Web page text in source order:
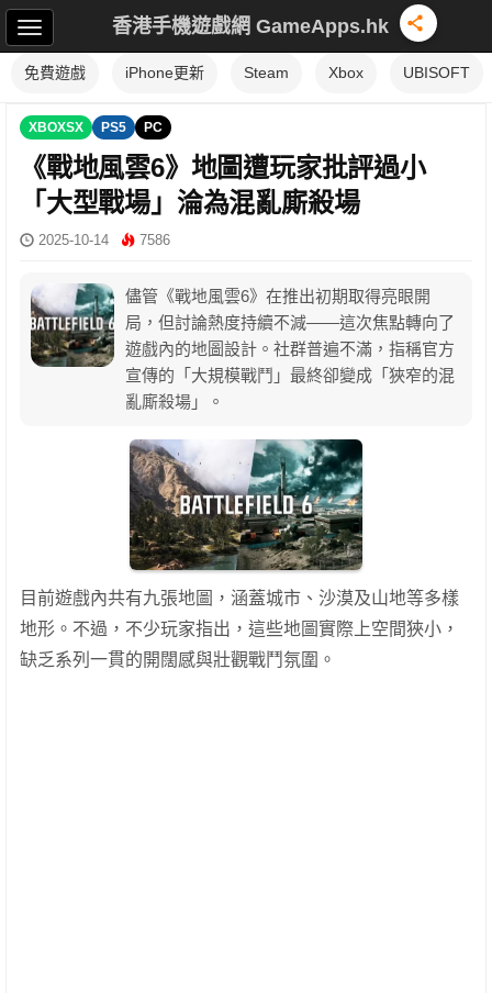
香港手機遊戲網 GameApps.hk
免費遊戲 iPhone更新 Steam Xbox UBISOFT
XBOXSX PS5 PC
《戰地風雲6》地圖遭玩家批評過小
「大型戰場」淪為混亂廝殺場
2025-10-14 7586
儘管《戰地風雲6》在推出初期取得亮眼開
局，但討論熱度持續不減——這次焦點轉向了
遊戲內的地圖設計。社群普遍不滿，指稱官方
宣傳的「大規模戰鬥」最終卻變成「狹窄的混
亂廝殺場」。
目前遊戲內共有九張地圖，涵蓋城市、沙漠及山地等多樣
地形。不過，不少玩家指出，這些地圖實際上空間狹小，
缺乏系列一貫的開闊感與壯觀戰鬥氛圍。